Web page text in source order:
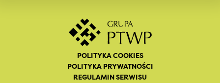
POLITYKA COOKIES
POLITYKA PRYWATNOŚCI
REGULAMIN SERWISU